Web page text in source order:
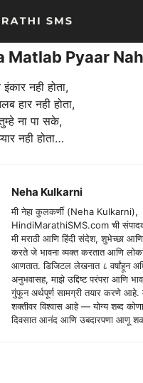
Matlab Pyaar
नही होता,
हार नही होता,
ना पा सके,
नही होता…
Neha Kulkarni
मी नेहा कुलकर्णी (Neha Kulkarni),
HindiMarathiSMS.com ची
मी मराठी आणि हिंदी संदेश, शुभेच्छा
करते जे भावना व्यक्त करतात आणि
आणतात. डिजिटल लेखनात ८ वर्षांहून
अनुभवासह, माझे उद्दिष्ट परंपरा आणि
गुंफून अर्थपूर्ण सामग्री तयार करणे आहे.
शक्तीवर विश्वास आहे — योग्य शब्द
दिवसात आनंद आणि उबदारपणा आणू